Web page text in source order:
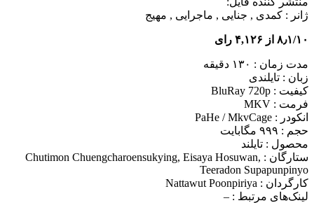
ژانر : کمدی , جنایی , ماجرایی , مهیج
۸٫۱/۱۰ از ۴,۱۲۶ رای
مدت زمان : ۱۳۰ دقیقه
زبان : تایلندی
کیفیت : BluRay 720p
فرمت : MKV
انکودر : PaHe / MkvCage
حجم : ۹۹۹ مگابایت
محصول : تایلند
ستارگان : Chutimon Chuengcharoensukying, Eisaya Hosuwan,
Teeradon Supapunpinyo
کارگردان : Nattawut Poonpiriya
لینک‌های مرتبط : –